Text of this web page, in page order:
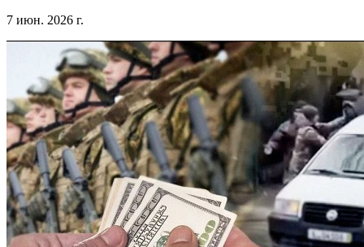
7 июн. 2026 г.